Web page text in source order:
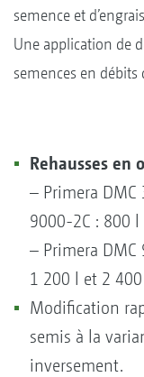
semence et
Une application de
semences en débits
Rehausses en
– Primera
9000-2C : 800
– Primera DMC
1 200 l et 2
Modification
semis à la
inversement.